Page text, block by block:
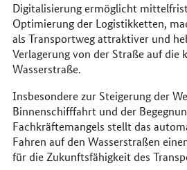
Digitalisierung ermöglicht
Optimierung der Logistikketten,
als Transportweg attraktiver und
Verlagerung von der Straße auf die
Wasserstraße.
Insbesondere zur Steigerung der
Binnenschifffahrt und der
Fachkräftemangels stellt das
Fahren auf den Wasserstraßen
für die Zukunftsfähigkeit des